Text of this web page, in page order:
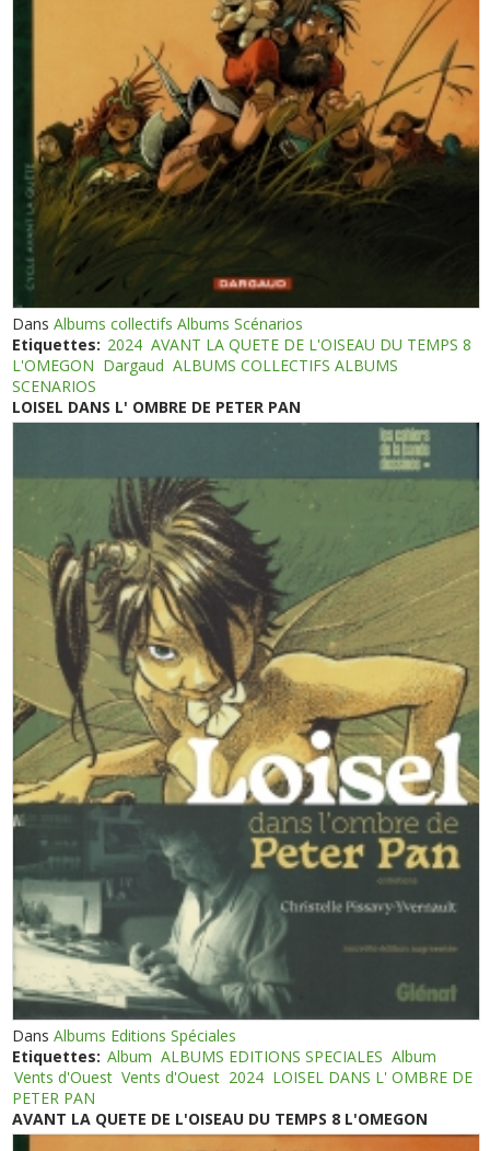
DansAlbums collectifs Albums Scénarios
Etiquettes: 2024 AVANT LA QUETE DE L'OISEAU DU TEMPS 8
L'OMEGON Dargaud ALBUMS COLLECTIFS ALBUMS
SCENARIOS
LOISEL DANS L' OMBRE DE PETER PAN
DansAlbums Editions Spéciales
Etiquettes: Album ALBUMS EDITIONS SPECIALES Album
Vents d'Ouest Vents d'Ouest 2024 LOISEL DANS L' OMBRE DE
PETER PAN
AVANT LA QUETE DE L'OISEAU DU TEMPS 8 L'OMEGON